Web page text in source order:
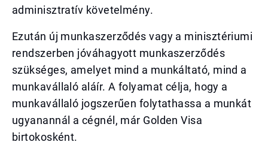
adminisztratív követelmény.
Ezután új munkaszerződés vagy a minisztériumi
rendszerben jóváhagyott munkaszerződés
szükséges, amelyet mind a munkáltató, mind a
munkavállaló aláír. A folyamat célja, hogy a
munkavállaló jogszerűen folytathassa a munkát
ugyanannál a cégnél, már Golden Visa
birtokosként.